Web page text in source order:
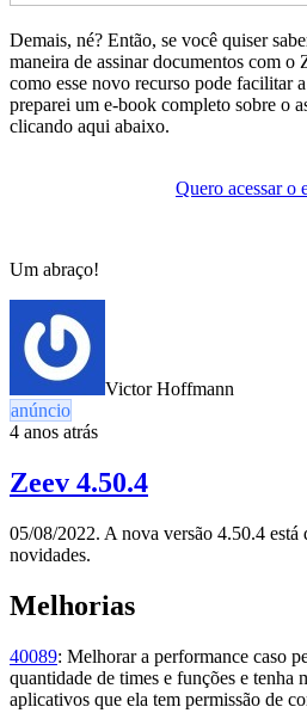
Demais, né? Então, se você quiser
maneira de assinar documentos com o
como esse novo recurso pode facilitar
preparei um e-book completo sobre o
clicando aqui abaixo.
Quero acessar o
Um abraço!
Victor Hoffmann
anúncio
4 anos atrás
Zeev 4.50.4
05/08/2022. A nova versão 4.50.4 está
novidades.
Melhorias
40089: Melhorar a performance caso
quantidade de times e funções e tenha
aplicativos que ela tem permissão de